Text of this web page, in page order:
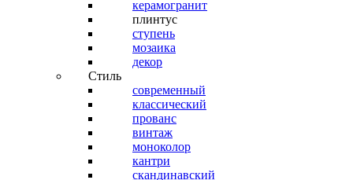
керамогранит
плинтус
ступень
мозаика
декор
Стиль
современный
классический
прованс
винтаж
моноколор
кантри
скандинавский